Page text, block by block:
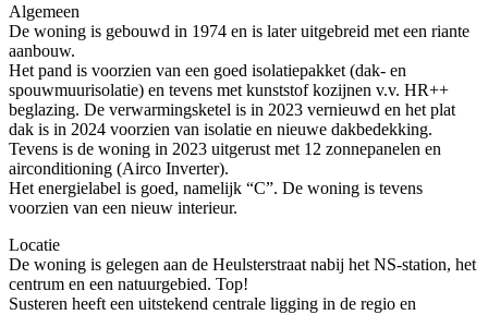
Algemeen
De woning is gebouwd in 1974 en is later uitgebreid met een riante
aanbouw.
Het pand is voorzien van een goed isolatiepakket (dak- en
spouwmuurisolatie) en tevens met kunststof kozijnen v.v. HR++
beglazing. De verwarmingsketel is in 2023 vernieuwd en het plat
dak is in 2024 voorzien van isolatie en nieuwe dakbedekking.
Tevens is de woning in 2023 uitgerust met 12 zonnepanelen en
airconditioning (Airco Inverter).
Het energielabel is goed, namelijk “C”. De woning is tevens
voorzien van een nieuw interieur.
Locatie
De woning is gelegen aan de Heulsterstraat nabij het NS-station, het
centrum en een natuurgebied. Top!
Susteren heeft een uitstekend centrale ligging in de regio en